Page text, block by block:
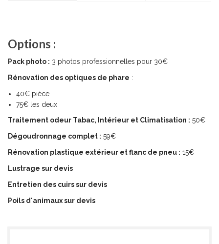
Options :
Pack photo : 3 photos professionnelles pour 30€
Rénovation des optiques de phare :
40€ pièce
75€ les deux
Traitement odeur Tabac, Intérieur et Climatisation : 50€
Dégoudronnage complet : 59€
Rénovation plastique extérieur et flanc de pneu : 15€
Lustrage sur devis
Entretien des cuirs sur devis
Poils d'animaux sur devis